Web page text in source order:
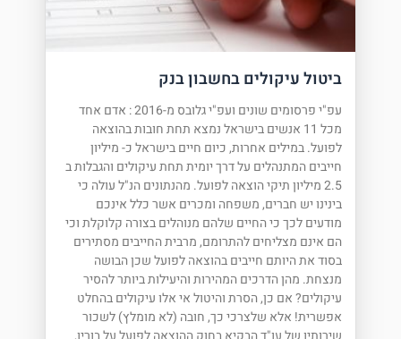
ביטול עיקולים בחשבון בנק
עפ"י פרסומים שונים ועפ"י גלובס מ-2016 : אדם אחד
מכל 11 אנשים בישראל נמצא תחת חובות בהוצאה
לפועל. במילים אחרות, כיום חיים בישראל כ- מיליון
חייבים המתנהלים על דרך יומית תחת עיקולים והגבלות ב
2.5 מיליון תיקי הוצאה לפועל. מהנתונים הנ"ל עולה כי
בינינו יש חברים, משפחה ומכרים אשר כלל אינכם
מודעים לכך כי החיים שלהם מנוהלים בצורה קלוקלת וכי
הם אינם מצליחים להתרומם, מרבית החייבים מסתירים
בסוד את היותם חייבים בהוצאה לפועל שכן הבושה
מנצחת. מהן הדרכים המהירות והיעילות ביותר להסיר
עיקולים? אם כן, הסרת והיטול אי אלו עיקולים בהחלט
אפשרית! אלא שלצרכי כך, חובה (לא מומלץ) לשכור